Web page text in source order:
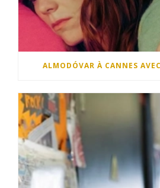
ALMODÓVAR À CANNES